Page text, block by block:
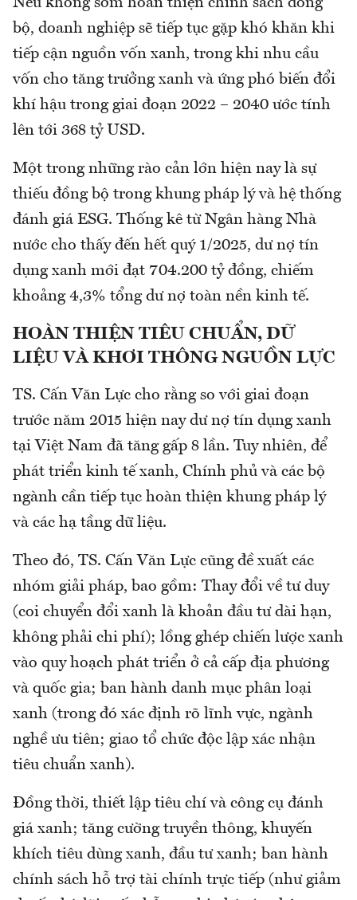
Nếu không sớm hoàn thiện chính sách đồng
bộ, doanh nghiệp sẽ tiếp tục gặp khó khăn khi
tiếp cận nguồn vốn xanh, trong khi nhu cầu
vốn cho tăng trưởng xanh và ứng phó biến đổi
khí hậu trong giai đoạn 2022 – 2040 ước tính
lên tới 368 tỷ USD.
Một trong những rào cản lớn hiện nay là sự
thiếu đồng bộ trong khung pháp lý và hệ thống
đánh giá ESG. Thống kê từ Ngân hàng Nhà
nước cho thấy đến hết quý 1/2025, dư nợ tín
dụng xanh mới đạt 704.200 tỷ đồng, chiếm
khoảng 4,3% tổng dư nợ toàn nền kinh tế.
HOÀN THIỆN TIÊU CHUẨN, DỮ
LIỆU VÀ KHƠI THÔNG NGUỒN LỰC
TS. Cấn Văn Lực cho rằng so với giai đoạn
trước năm 2015 hiện nay dư nợ tín dụng xanh
tại Việt Nam đã tăng gấp 8 lần. Tuy nhiên, để
phát triển kinh tế xanh, Chính phủ và các bộ
ngành cần tiếp tục hoàn thiện khung pháp lý
và các hạ tầng dữ liệu.
Theo đó, TS. Cấn Văn Lực cũng đề xuất các
nhóm giải pháp, bao gồm: Thay đổi về tư duy
(coi chuyển đổi xanh là khoản đầu tư dài hạn,
không phải chi phí); lồng ghép chiến lược xanh
vào quy hoạch phát triển ở cả cấp địa phương
và quốc gia; ban hành danh mục phân loại
xanh (trong đó xác định rõ lĩnh vực, ngành
nghề ưu tiên; giao tổ chức độc lập xác nhận
tiêu chuẩn xanh).
Đồng thời, thiết lập tiêu chí và công cụ đánh
giá xanh; tăng cường truyền thông, khuyến
khích tiêu dùng xanh, đầu tư xanh; ban hành
chính sách hỗ trợ tài chính trực tiếp (như giảm